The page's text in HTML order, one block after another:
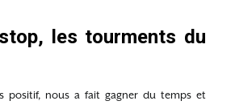
les tourments du
positif, nous a fait gagner du temps et